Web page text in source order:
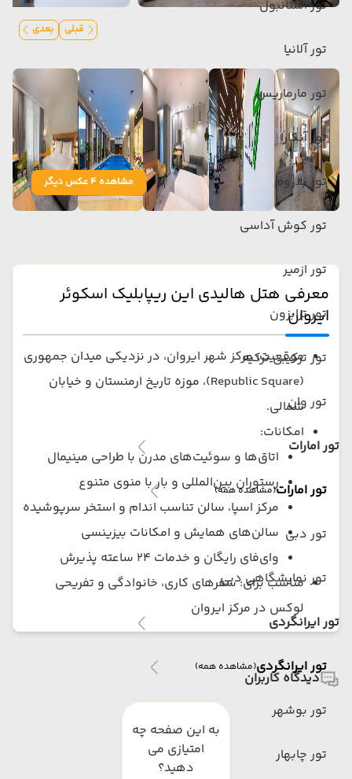
تور استانبول
تور آلانیا
تور مارماریس
تور آنکارا
تور بدروم
تور کوش آداسی
تور ازمیر
تور ترابزون
تور ترکیبی ترکیه
تور وان
تور امارات
تور امارات(مشاهده همه)
تور دبی
تور نمایشگاهی دبی
تور ایرانگردی
تور ایرانگردی(مشاهده همه)
تور بوشهر
تور چابهار
قبلی بعدی
مشاهده 4 عکس دیگر
معرفی هتل هالیدی این ریپابلیک اسکوئر
ایروان
موقعیت: مرکز شهر ایروان، در نزدیکی میدان جمهوری
(Republic Square)، موزه تاریخ ارمنستان و خیابان
شمالی.
امکانات:
اتاق‌ها و سوئیت‌های مدرن با طراحی مینیمال
رستوران بین‌المللی و بار با منوی متنوع
مرکز اسپا، سالن تناسب اندام و استخر سرپوشیده
سالن‌های همایش و امکانات بیزینسی
وای‌فای رایگان و خدمات ۲۴ ساعته پذیرش
مناسب برای: سفرهای کاری، خانوادگی و تفریحی
لوکس در مرکز ایروان
دیدگاه کاربران
به این صفحه چه
امتیازی می
دهید؟